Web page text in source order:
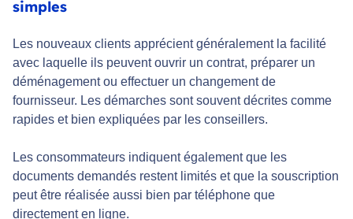
simples
Les nouveaux clients apprécient généralement la facilité
avec laquelle ils peuvent ouvrir un contrat, préparer un
déménagement ou effectuer un changement de
fournisseur. Les démarches sont souvent décrites comme
rapides et bien expliquées par les conseillers.
Les consommateurs indiquent également que les
documents demandés restent limités et que la souscription
peut être réalisée aussi bien par téléphone que
directement en ligne.